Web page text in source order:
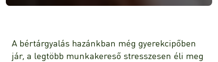
A bértárgyalás hazánkban még gyerekcipőben
jár, a legtöbb munkakereső stresszesen éli meg